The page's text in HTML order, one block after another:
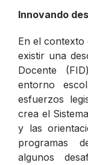
Innovando
En el contexto
existir una
Docente
entorno
esfuerzos
crea el
y las
programas
algunos